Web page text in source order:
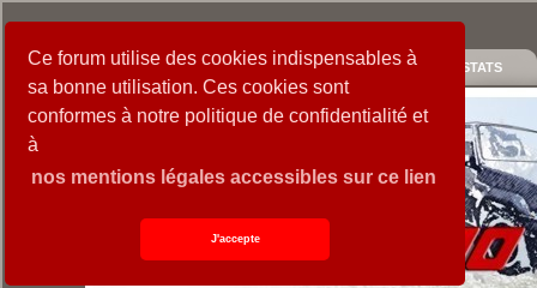
Ce forum utilise des cookies indispensables à
sa bonne utilisation. Ces cookies sont
conformes à notre politique de confidentialité et
à
nos mentions légales accessibles sur ce lien
J'accepte
PIECES GALERIE GUIDE STATS